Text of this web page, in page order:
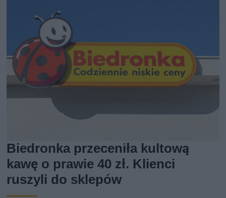
Biedronka przeceniła kultową
kawę o prawie 40 zł. Klienci
ruszyli do sklepów